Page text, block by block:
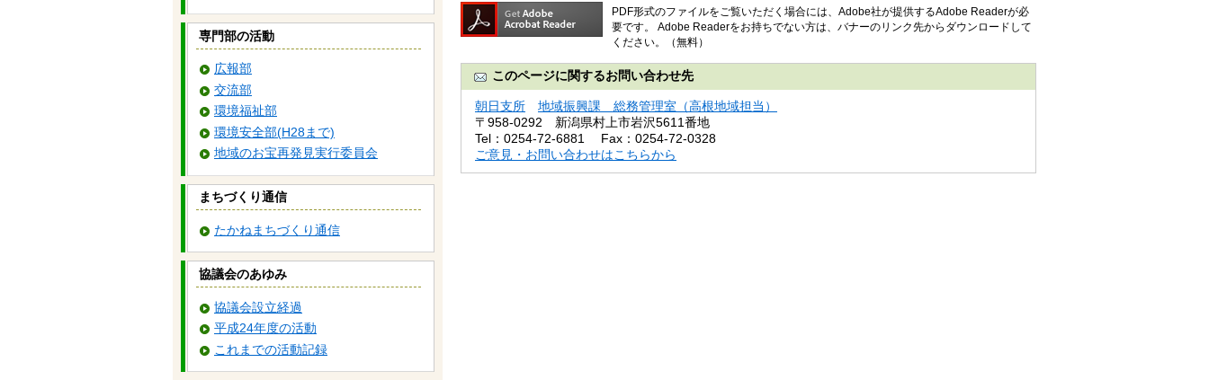
PDF形式のファイルをご覧いただく場合には、Adobe社が提供するAdobe Readerが必
要です。
Adobe Readerをお持ちでない方は、バナーのリンク先からダウンロードして
ください。（無料）
このページに関するお問い合わせ先
朝日支所
地域振興課 総務管理室（高根地域担当）
〒958-0292
新潟県村上市岩沢5611番地
Tel：0254-72-6881
Fax：0254-72-0328
ご意見・お問い合わせはこちらから
専門部の活動
広報部
交流部
環境福祉部
環境安全部(H28まで)
地域のお宝再発見実行委員会
まちづくり通信
たかねまちづくり通信
協議会のあゆみ
協議会設立経過
平成24年度の活動
これまでの活動記録